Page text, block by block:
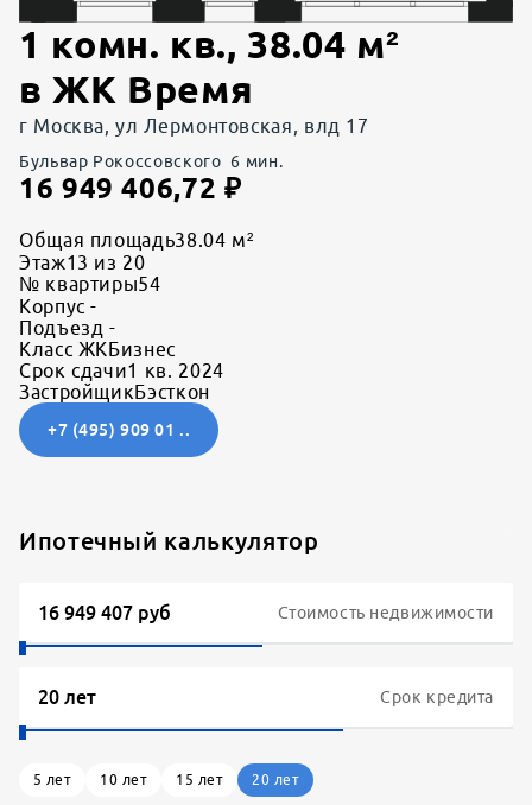
1 комн. кв., 38.04 м²
вЖК Время
г Москва, ул Лермонтовская, влд 17
Бульвар Рокоссовского 6 мин.
16 949 406,72 ₽
Общая площадь38.04 м²
Этаж13 из 20
№ квартиры54
Корпус -
Подъезд -
Класс ЖКБизнес
Срок сдачи1 кв. 2024
ЗастройщикБэсткон
+7 (495) 909 01 ..
Ипотечный калькулятор
Стоимость недвижимости
Срок кредита
5 лет 10 лет 15 лет 20 лет